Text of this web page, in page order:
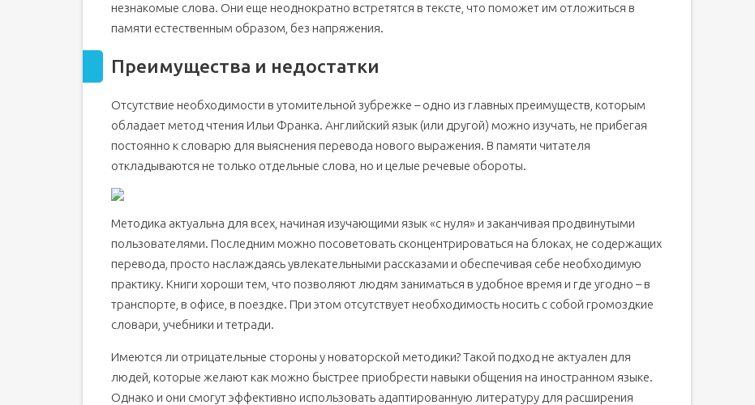
незнакомые слова. Они еще неоднократно встретятся в тексте, что поможет им отложиться в
памяти естественным образом, без напряжения.
Преимущества и недостатки
Отсутствие необходимости в утомительной зубрежке – одно из главных преимуществ, которым
обладает метод чтения Ильи Франка. Английский язык (или другой) можно изучать, не прибегая
постоянно к словарю для выяснения перевода нового выражения. В памяти читателя
откладываются не только отдельные слова, но и целые речевые обороты.
Методика актуальна для всех, начиная изучающими язык «с нуля» и заканчивая продвинутыми
пользователями. Последним можно посоветовать сконцентрироваться на блоках, не содержащих
перевода, просто наслаждаясь увлекательными рассказами и обеспечивая себе необходимую
практику. Книги хороши тем, что позволяют людям заниматься в удобное время и где угодно – в
транспорте, в офисе, в поездке. При этом отсутствует необходимость носить с собой громоздкие
словари, учебники и тетради.
Имеются ли отрицательные стороны у новаторской методики? Такой подход не актуален для
людей, которые желают как можно быстрее приобрести навыки общения на иностранном языке.
Однако и они смогут эффективно использовать адаптированную литературу для расширения